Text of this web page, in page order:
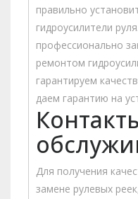
правильно
гидроусилители
профессионально
ремонтом
гарантируем
даем гарантию на
Для получения
замене рулевых